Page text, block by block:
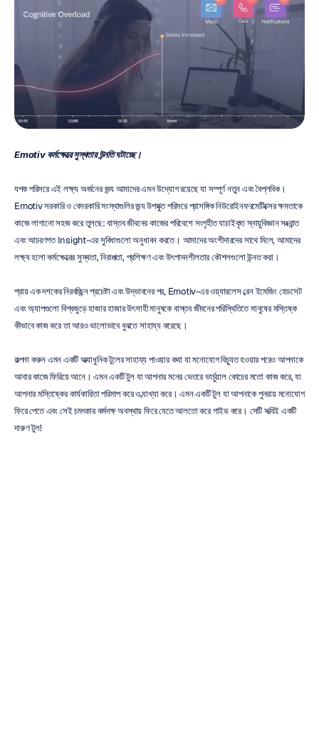
Emotiv কর্মক্ষেত্রে সুস্থতার উন্নতি ঘটাচ্ছে।
ব্যপক পরিসরে এই লক্ষ্য অর্জনের জন্য আমাদের এমন উদ্যোগ রয়েছে যা সম্পূর্ণ নতুন এবং বৈপ্লবিক।
Emotiv সরকারি ও বেসরকারি সংস্থাগুলির জন্য উপযুক্ত পরিসরে প্রাসঙ্গিক নিউরোইনফরমেটিক্সের ক্ষমতাকে
কাজে লাগানো সহজ করে তুলছে: বাস্তব জীবনের কাজের পরিবেশে সংগৃহীত যাচাইকৃত স্নায়ুবিজ্ঞান সংক্রান্ত
এবং আচরণগত Insight-এর সুবিধাগুলো অনুধাবন করতে। আমাদের অংশীদারদের সাথে মিলে, আমাদের
লক্ষ্য হলো কর্মক্ষেত্রের সুস্থতা, নিরাপত্তা, প্রশিক্ষণ এবং উৎপাদনশীলতার কৌশলগুলো উন্নত করা।
প্রায় এক দশকের নিরবচ্ছিন্ন প্রচেষ্টা এবং উদ্ভাবনের পর, Emotiv-এর ওয়্যারলেস ব্রেন ইমেজিং হেডসেট
এবং অ্যাপগুলো বিশ্বজুড়ে হাজার হাজার উৎসাহী মানুষকে বাস্তব জীবনের পরিস্থিতিতে মানুষের মস্তিষ্ক
কীভাবে কাজ করে তা আরও ভালোভাবে বুঝতে সাহায্য করেছে।
কল্পনা করুন এমন একটি অত্যাধুনিক টুলের সাহায্য পাওয়ার কথা যা মনোযোগ বিচ্যুত হওয়ার পরেও আপনাকে
আবার কাজে ফিরিয়ে আনে। এমন একটি টুল যা আপনার মনের ভেতরে ভার্চুয়াল কোচের মতো কাজ করে, যা
আপনার মস্তিষ্কের কার্যকারিতা পরিমাপ করে ও ব্যাখ্যা করে। এমন একটি টুল যা আপনাকে পুনরায় মনোযোগ
ফিরে পেতে এবং সেই চমৎকার কর্মদক্ষ অবস্থায় ফিরে যেতে আলতো করে গাইড করে। সেটি সত্যিই একটি
দারুণ টুল!